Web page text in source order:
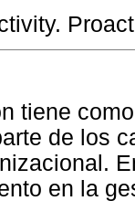
tiene
de los
en la